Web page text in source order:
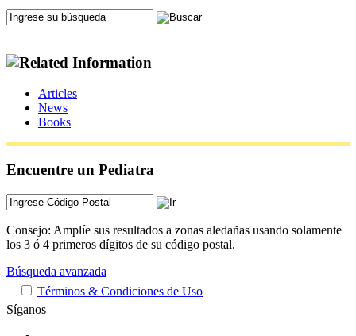
Articles
News
Books
Encuentre un Pediatra
Consejo: Amplíe sus resultados a zonas aledañas usando solamente
los 3 ó 4 primeros dígitos de su código postal.
Búsqueda avanzada
Términos & Condiciones de Uso
Síganos